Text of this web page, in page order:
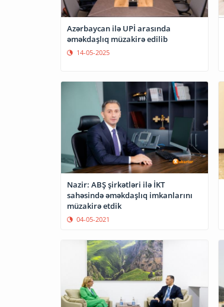
Azərbaycan ilə UPİ arasında
əməkdaşlıq müzakirə edilib
14-05-2025
Nazir: ABŞ şirkətləri ilə İKT
sahəsində əməkdaşlıq imkanlarını
müzakirə etdik
04-05-2021